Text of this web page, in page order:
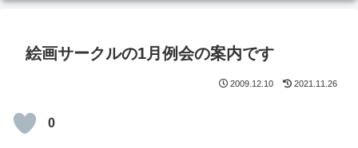
絵画サークルの1月例会の案内です
2009.12.10 2021.11.26
0